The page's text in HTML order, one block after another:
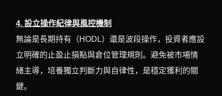
4. 設立操作紀律與風控機制
無論是長期持有（HODL）還是波段操作，投資者應設
立明確的止盈止損點與倉位管理規則。避免被市場情
緒主導，培養獨立判斷力與自律性，是穩定獲利的關
鍵。